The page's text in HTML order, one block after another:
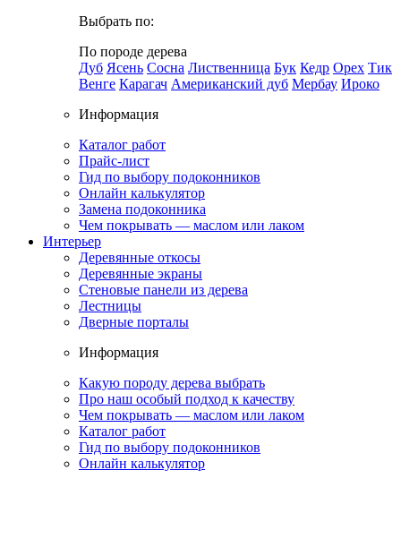
Выбрать по:
По породе дерева
Дуб Ясень Сосна Лиственница Бук Кедр Орех Тик
Венге Карагач Американский дуб Мербау Ироко
Информация
Каталог работ
Прайс-лист
Гид по выбору подоконников
Онлайн калькулятор
Замена подоконника
Чем покрывать — маслом или лаком
Интерьер
Деревянные откосы
Деревянные экраны
Стеновые панели из дерева
Лестницы
Дверные порталы
Информация
Какую породу дерева выбрать
Про наш особый подход к качеству
Чем покрывать — маслом или лаком
Каталог работ
Гид по выбору подоконников
Онлайн калькулятор